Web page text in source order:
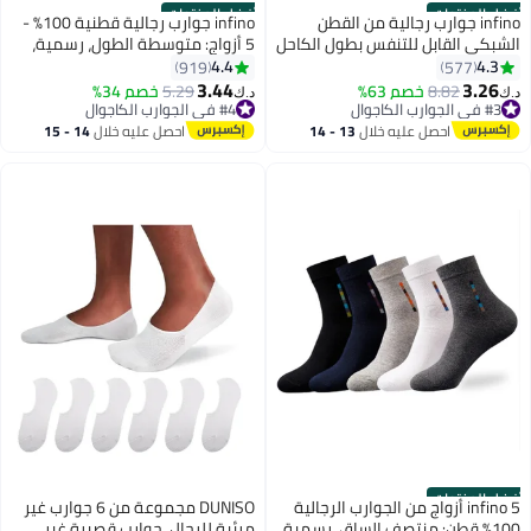
أفضل المنتجات
4
infino جوارب رجالية من القطن
الشبكي القابل للتنفس بطول الكاحل
- 5 أزواج، خفيفة الوزن ومريحة
لفصول الربيع والصيف والخريف
4.3
577
د.ك‏3.26
8.82خصم 63%
#3 في الجوارب الكاجوال
#3 في الجوارب الكاجوال احصل عليه خلال 13 - 14
أفضل المنتجات
6
infino جوارب رجالية قطنية 100% -
5 أزواج: متوسطة الطول، رسمية،
ممتصة للرطوبة، مناسبة لجميع
الفصول باللون الأسود النقي
للملابس الكاجوال الرسمية
4.4
919
د.ك‏3.44
5.29خصم 34%
#4 في الجوارب الكاجوال
#4 في الجوارب الكاجوال احصل عليه خلال 14 - 15
أفضل المنتجاتinfino 5 أزواج من الجوارب الرجالية DUNISO مجموعة من 6 جوارب غير